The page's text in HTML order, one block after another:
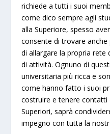
richiede a tutti i suoi
come dico sempre agli
alla Superiore, spesso
consente di trovare
di allargare la propria rete
di attività. Ognuno di
universitaria più ricca e
come hanno fatto i suoi
costruire e tenere contatti
Superiori, saprà
impegno con tutta la